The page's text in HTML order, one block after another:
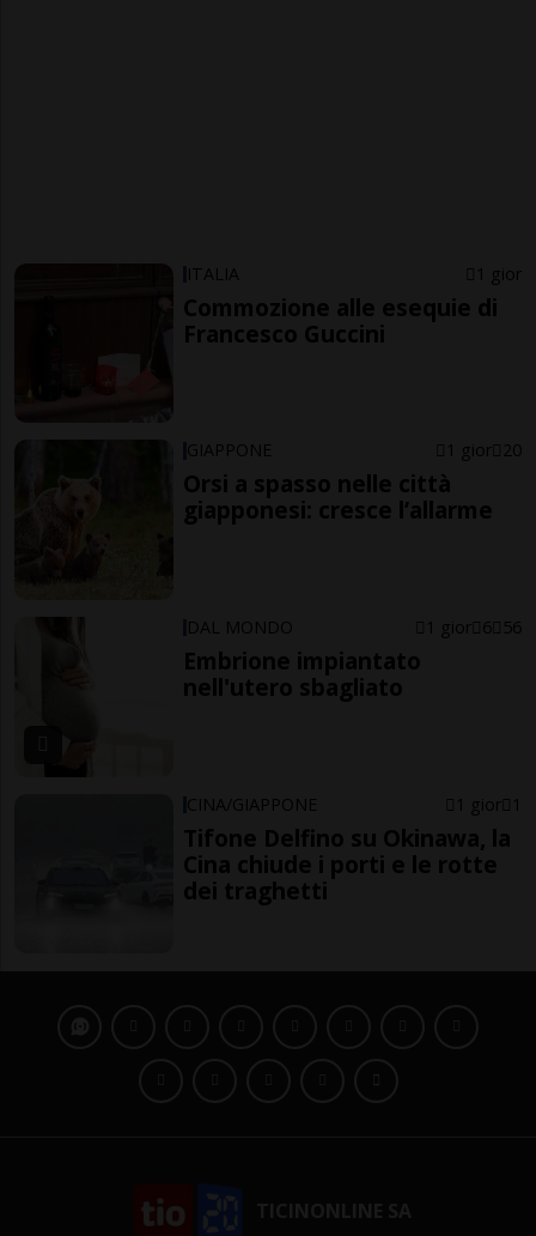
ITALIA 1 gior
Commozione alle esequie di
Francesco Guccini
GIAPPONE 1 gior 20
Orsi a spasso nelle città
giapponesi: cresce l’allarme
DAL MONDO 1 gior 6 56
Embrione impiantato
nell'utero sbagliato
CINA/GIAPPONE 1 gior 1
Tifone Delfino su Okinawa, la
Cina chiude i porti e le rotte
dei traghetti